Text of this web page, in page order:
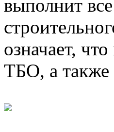
выполнит
означает,
ТБО, а также